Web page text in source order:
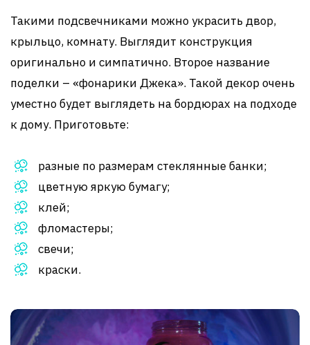
Такими подсвечниками можно украсить двор,
крыльцо, комнату. Выглядит конструкция
оригинально и симпатично. Второе название
поделки – «фонарики Джека». Такой декор очень
уместно будет выглядеть на бордюрах на подходе
к дому. Приготовьте:
разные по размерам стеклянные банки;
цветную яркую бумагу;
клей;
фломастеры;
свечи;
краски.